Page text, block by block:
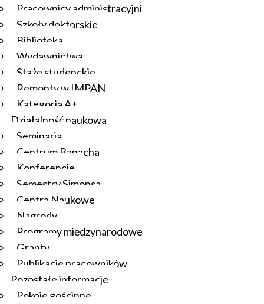
Pracownicy administracyjni
Szkoły doktorskie
Biblioteka
Wydawnictwa
Staże studenckie
Remonty w IMPAN
Kategoria A+
Działalność naukowa
Seminaria
Centrum Banacha
Konferencje
Semestry Simonsa
Centra Naukowe
Nagrody
Programy międzynarodowe
Granty
Publikacje pracowników
Pozostałe informacje
Pokoje gościnne